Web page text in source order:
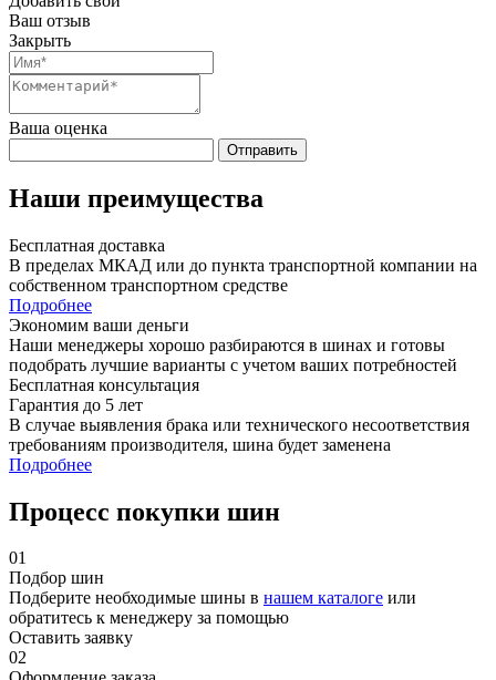
Ваш отзыв
Закрыть
Ваша оценка
Отправить
Наши преимущества
Бесплатная доставка
В пределах МКАД или до пункта транспортной компании на
собственном транспортном средстве
Подробнее
Экономим ваши деньги
Наши менеджеры хорошо разбираются в шинах и готовы
подобрать лучшие варианты с учетом ваших потребностей
Бесплатная консультация
Гарантия до 5 лет
В случае выявления брака или технического несоответствия
требованиям производителя, шина будет заменена
Подробнее
Процесс покупки шин
01
Подбор шин
Подберите необходимые шины в нашем каталоге или
обратитесь к менеджеру за помощью
Оставить заявку
02